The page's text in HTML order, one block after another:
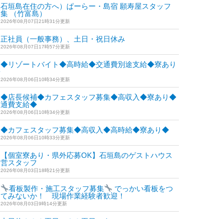
石垣島在住の方へ）ぱーらー・島宿 願寿屋スタッフ
（竹富島）
2026年08月07日21時31分更新
正社員（一般事務）、土日・祝日休み
2026年08月07日17時57分更新
◆リゾートバイト◆高時給◆交通費別途支給◆寮あり
2026年08月06日10時34分更新
◆店長候補◆カフェスタッフ募集◆高収入◆寮あり◆
費支給◆
2026年08月06日10時34分更新
◆カフェスタッフ募集◆高収入◆高時給◆寮あり◆
2026年08月06日10時33分更新
【個室寮あり・県外応募OK】石垣島のゲストハウス
スタッフ
2026年08月03日18時21分更新
看板製作・施工スタッフ募集
でっかい看板をつ
みないか！ 現場作業経験者歓迎！
2026年08月03日9時14分更新